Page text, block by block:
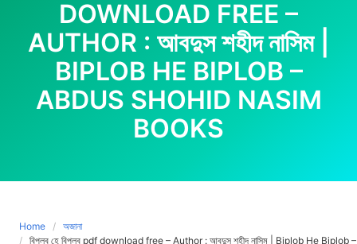
DOWNLOAD FREE –
AUTHOR : আবদুস শহীদ নাসিম |
BIPLOB HE BIPLOB –
ABDUS SHOHID NASIM
BOOKS
Home
অজানা
বিপ্লব হে বিপ্লব pdf download free – Author : আবদুস শহীদ নাসিম | Biplob He